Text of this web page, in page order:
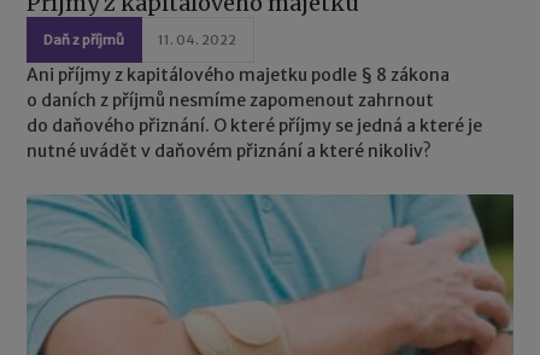
Daň z příjmů 11. 04. 2022
Ani příjmy z kapitálového majetku podle § 8 zákona
o daních z příjmů nesmíme zapomenout zahrnout
do daňového přiznání. O které příjmy se jedná a které je
nutné uvádět v daňovém přiznání a které nikoliv?